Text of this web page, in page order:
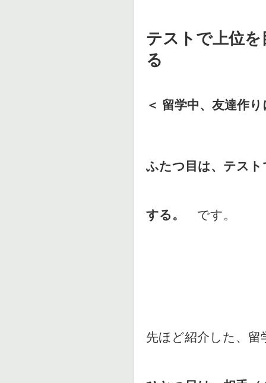
テストで上位
る
＜ 留学中、友達作
ふたつ目は、テスト
する。 です。
先ほど紹介した、